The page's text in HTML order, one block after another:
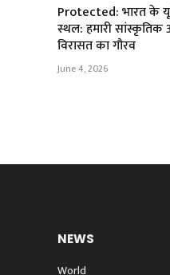
Protected: भारत के
स्थल: हमारी सांस्कृतिक
विरासत का गौरव
June 4, 2026
NEWS
World